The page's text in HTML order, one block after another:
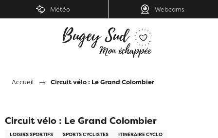
au
Météo Webcams
Accueil Circuit vélo : Le Grand Colombier
Circuit vélo : Le Grand Colombier
LOISIRS SPORTIFS SPORTS CYCLISTES ITINÉRAIRE CYCLO